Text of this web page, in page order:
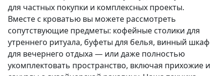
для частных покупки и комплексных проекты.
Вместе с кроватью вы можете рассмотреть
сопутствующие предметы: кофейные столики для
утреннего ритуала, буфеты для белья, винный шкаф
для вечернего отдыха — или даже полностью
укомплектовать пространство, включая прихожие и